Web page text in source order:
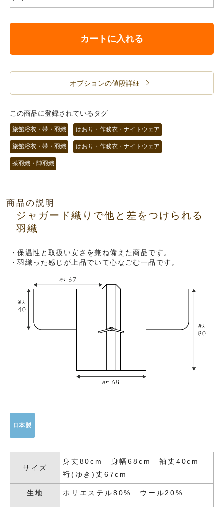
カートに入れる
オプションの値段詳細
この商品に登録されているタグ
旅館浴衣・帯・羽織 はおり・作務衣・ナイトウェア
旅館浴衣・帯・羽織 はおり・作務衣・ナイトウェア
茶羽織・陣羽織
商品の説明
ジャガード織りで他と差をつけられる
羽織
・保温性と取扱い安さを兼ね備えた商品です。
・羽織った感じが上品でいて心なごむ一品です。
サイズ
身丈80cm 身幅68cm 袖丈40cm
裄(ゆき)丈67cm
生地 ポリエステル80% ウール20%